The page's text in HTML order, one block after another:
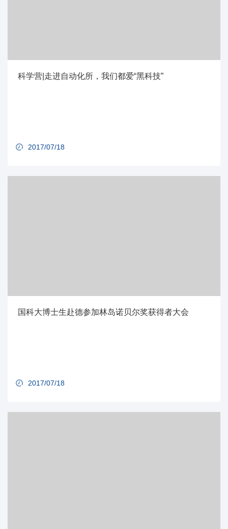
科学营|走进自动化所，我们都爱“黑科技”
2017/07/18
国科大博士生赴德参加林岛诺贝尔奖获得者大会
2017/07/18